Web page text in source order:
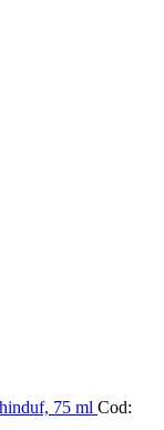
75 ml Cod: